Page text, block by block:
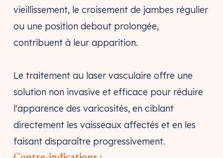
vieillissement, le croisement de jambes régulier
ou une position debout prolongée,
contribuent à leur apparition.
Le traitement au laser vasculaire offre une
solution non invasive et efficace pour réduire
l'apparence des varicosités, en ciblant
directement les vaisseaux affectés et en les
faisant disparaître progressivement.